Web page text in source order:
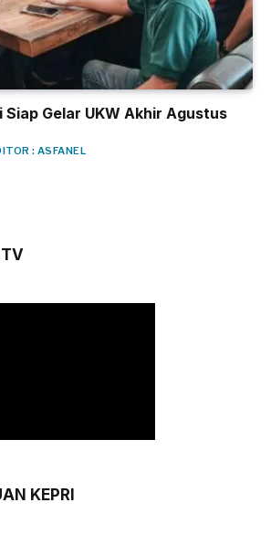
Siap Gelar UKW Akhir Agustus
: ASFANEL
TV
KEPRI